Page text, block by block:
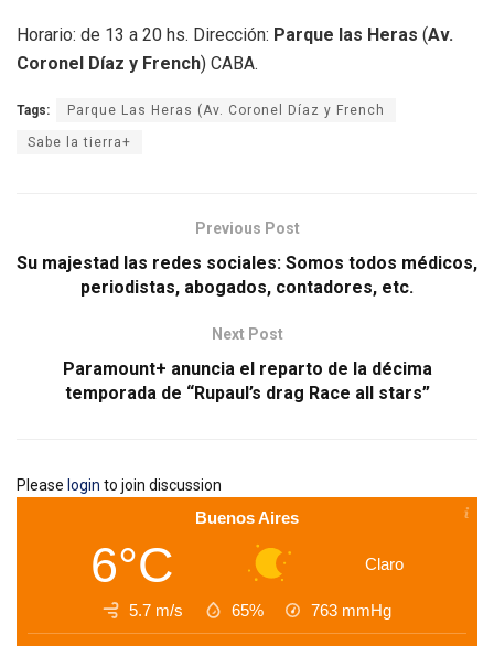
Horario: de 13 a 20 hs. Dirección: Parque las Heras (Av.
Coronel Díaz y French) CABA.
Tags: Parque Las Heras (Av. Coronel Díaz y French
Sabe la tierra+
Previous Post
Su majestad las redes sociales: Somos todos médicos,
periodistas, abogados, contadores, etc.
Next Post
Paramount+ anuncia el reparto de la décima
temporada de “Rupaul’s drag Race all stars”
Please login to join discussion
Buenos Aires
6°C Claro
5.7 m/s 65% 763 mmHg